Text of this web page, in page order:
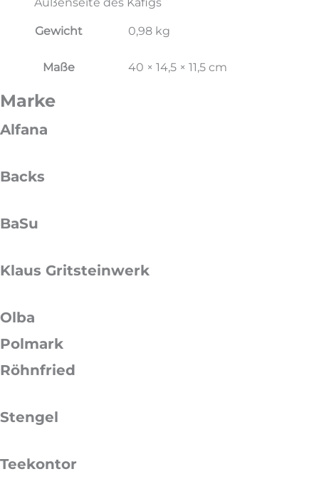
Gewicht 0,98 kg
Maße 40 × 14,5 × 11,5 cm
Marke
Alfana
Backs
BaSu
Klaus Gritsteinwerk
Olba
Polmark
Röhnfried
Stengel
Teekontor